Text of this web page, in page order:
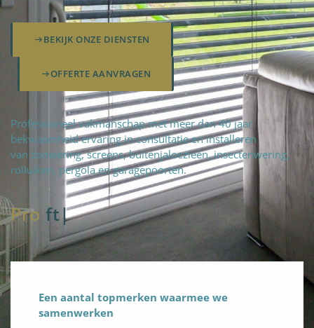
BEKIJK ONZE DIENSTEN
OFFERTE AANVRAGEN
Professioneel vakmanschap met meer dan 40 jaar
bekwaamheid ervaring in consultatie en installeren
van zonwering, screens, buitenjaloezieën, insectenwering,
rolluiken, pergola en garagepoorten.
Pro fteam|
Een aantal topmerken waarmee we
samenwerken